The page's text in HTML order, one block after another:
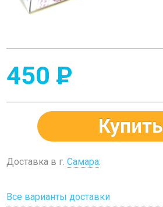
450 P
Купить
Доставка в г.Самара:
Все варианты доставки